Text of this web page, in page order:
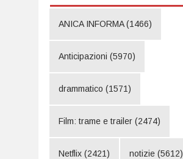
ANICA INFORMA(1466)
Anticipazioni (5970)
drammatico (1571)
Film: trame e trailer (2474)
Netflix (2421) notizie (5612)